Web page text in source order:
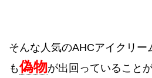
そんな人気のAHCアイクリー
も偽物が出回っていること